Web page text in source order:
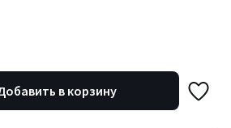
в корзину